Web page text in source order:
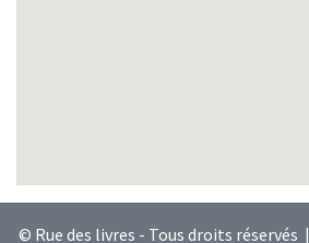
© Rue des livres - Tous droits réservés |